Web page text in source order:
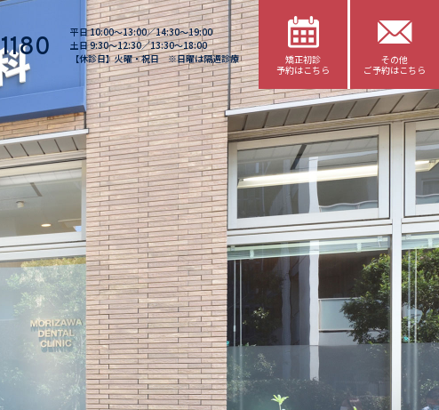
平日 10:00〜13:00／14:30〜19:00
土日 9:30〜12:30／13:30〜18:00
【休診日】火曜・祝日 ※日曜は隔週診療
矯正初診
予約はこちら
その他
ご予約はこちら